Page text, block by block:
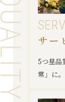
サー
5つ星品
常」に。